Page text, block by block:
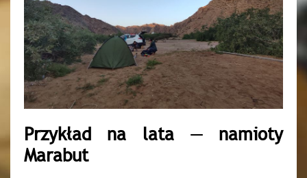
Przykład na lata — namioty
Marabut